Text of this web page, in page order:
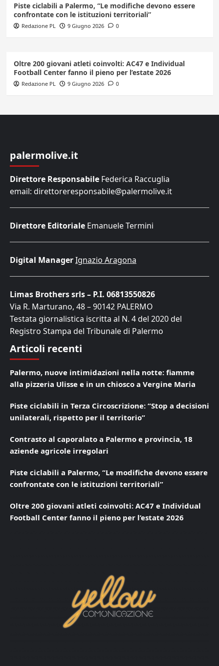
Piste ciclabili a Palermo, “Le modifiche devono essere
confrontate con le istituzioni territoriali”
Redazione PL 9 Giugno 2026 0
Oltre 200 giovani atleti coinvolti: AC47 e Individual
Football Center fanno il pieno per l’estate 2026
Redazione PL 9 Giugno 2026 0
palermolive.it
Direttore Responsabile Federica Raccuglia
email: direttoreresponsabile@palermolive.it
Direttore Editoriale Emanuele Termini
Digital ManagerIgnazio Aragona
Limas Brothers srls – P.I. 06813550826
Via R. Marturano, 48 – 90142 PALERMO
Testata giornalistica iscritta al N. 4 del 2020 del
Registro Stampa del Tribunale di Palermo
Articoli recenti
Palermo, nuove intimidazioni nella notte: fiamme
alla pizzeria Ulisse e in un chiosco a Vergine Maria
Piste ciclabili in Terza Circoscrizione: “Stop a decisioni
unilaterali, rispetto per il territorio”
Contrasto al caporalato a Palermo e provincia, 18
aziende agricole irregolari
Piste ciclabili a Palermo, “Le modifiche devono essere
confrontate con le istituzioni territoriali”
Oltre 200 giovani atleti coinvolti: AC47 e Individual
Football Center fanno il pieno per l’estate 2026